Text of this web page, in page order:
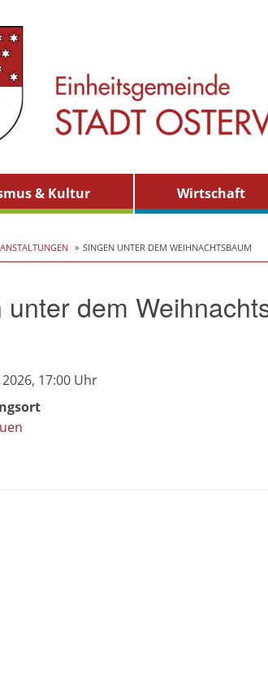
& Kultur Wirtschaft
SINGEN UNTER DEM WEIHNACHTSBAUM
unter dem
17:00 Uhr